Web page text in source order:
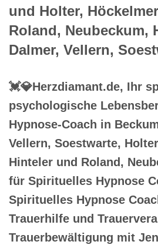
und Holter,
Roland, Neubeckum,
Dalmer, Vellern,
💓️💎Herzdiamant.de, Ihr
psychologische
Hypnose-Coach in
Vellern, Soestwarte,
Hinteler und Roland,
für Spirituelles Hypnose
Spirituelles Hypnose
Trauerhilfe und
Trauerbewältigung mit